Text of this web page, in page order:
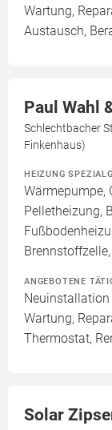
Wartung,
Austausch,
Paul Wahl
Schlechtbacher
Finkenhaus)
HEIZUNG
Wärmepumpe,
Pelletheizung,
ANGEBOTENE
Neuinstallation
Wartung,
Thermostat,
Solar